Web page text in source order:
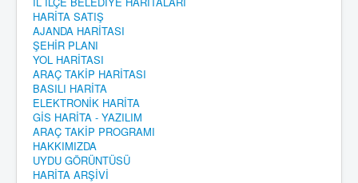
HARİTA SATIŞ
AJANDA HARİTASI
ŞEHİR PLANI
YOL HARİTASI
ARAÇ TAKİP HARİTASI
BASILI HARİTA
ELEKTRONİK HARİTA
GİS HARİTA - YAZILIM
ARAÇ TAKİP PROGRAMI
HAKKIMIZDA
UYDU GÖRÜNTÜSÜ
HARİTA ARŞİVİ